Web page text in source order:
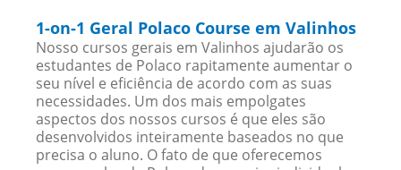
1-on-1 Geral Polaco Course em Valinhos
Nosso cursos gerais em Valinhos ajudarão os
estudantes de Polaco rapitamente aumentar o
seu nível e eficiência de acordo com as suas
necessidades. Um dos mais empolgates
aspectos dos nossos cursos é que eles são
desenvolvidos inteiramente baseados no que
precisa o aluno. O fato de que oferecemos